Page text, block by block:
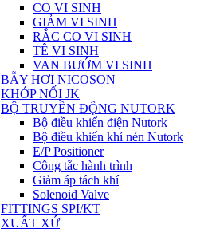
CO VI SINH
GIẢM VI SINH
RẮC CO VI SINH
TÊ VI SINH
VAN BƯỚM VI SINH
BẪY HƠI NICOSON
KHỚP NỐI JK
BỘ TRUYỀN ĐỘNG NUTORK
Bộ điều khiển điện Nutork
Bộ điều khiển khí nén Nutork
E/P Positioner
Công tắc hành trình
Giảm áp tách khí
Solenoid Valve
FITTINGS SPI/KT
XUẤT XỨ